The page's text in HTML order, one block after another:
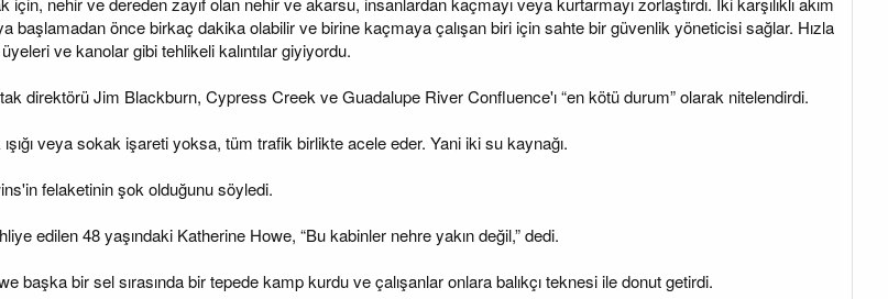
başlamadan önce birkaç dakika olabilir ve birine kaçmaya çalışan biri için sahte bir güvenlik yöneticisi sağlar. Hızla
ve kanolar gibi tehlikeli kalıntılar giyiyordu.
direktörü Jim Blackburn, Cypress Creek ve Guadalupe River Confluence'ı “en kötü durum” olarak nitelendirdi.
veya sokak işareti yoksa, tüm trafik birlikte acele eder. Yani iki su kaynağı.
felaketinin şok olduğunu söyledi.
edilen 48 yaşındaki Katherine Howe, “Bu kabinler nehre yakın değil,” dedi.
başka bir sel sırasında bir tepede kamp kurdu ve çalışanlar onlara balıkçı teknesi ile donut getirdi.